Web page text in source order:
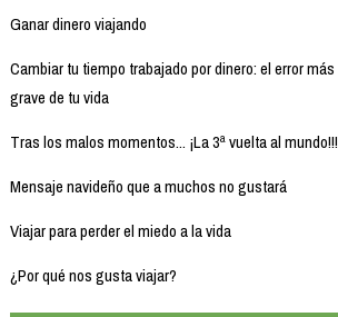
Ganar dinero viajando
Cambiar tu tiempo trabajado por dinero: el error más
grave de tu vida
Tras los malos momentos... ¡La 3ª vuelta al mundo!!!
Mensaje navideño que a muchos no gustará
Viajar para perder el miedo a la vida
¿Por qué nos gusta viajar?